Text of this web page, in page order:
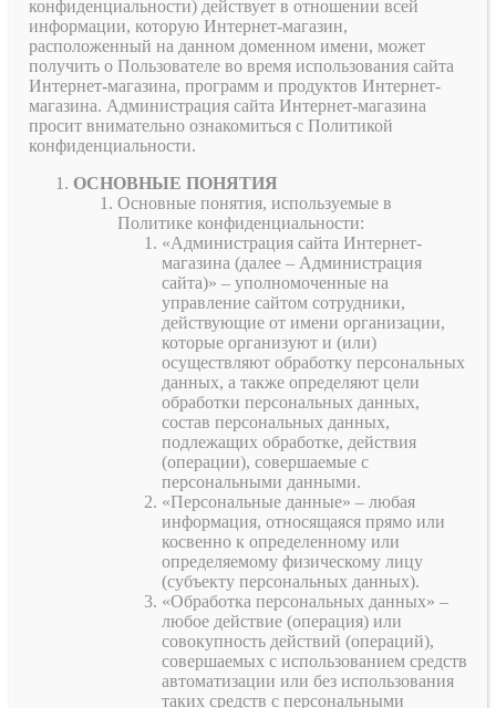
конфиденциальности) действует в отношении всей
информации, которую Интернет-магазин,
расположенный на данном доменном имени, может
получить о Пользователе во время использования сайта
Интернет-магазина, программ и продуктов Интернет-
магазина. Администрация сайта Интернет-магазина
просит внимательно ознакомиться с Политикой
конфиденциальности.
ОСНОВНЫЕ ПОНЯТИЯ
Основные понятия, используемые в
Политике конфиденциальности:
«Администрация сайта Интернет-
магазина (далее – Администрация
сайта)» – уполномоченные на
управление сайтом сотрудники,
действующие от имени организации,
которые организуют и (или)
осуществляют обработку персональных
данных, а также определяют цели
обработки персональных данных,
состав персональных данных,
подлежащих обработке, действия
(операции), совершаемые с
персональными данными.
«Персональные данные» – любая
информация, относящаяся прямо или
косвенно к определенному или
определяемому физическому лицу
(субъекту персональных данных).
«Обработка персональных данных» –
любое действие (операция) или
совокупность действий (операций),
совершаемых с использованием средств
автоматизации или без использования
таких средств с персональными